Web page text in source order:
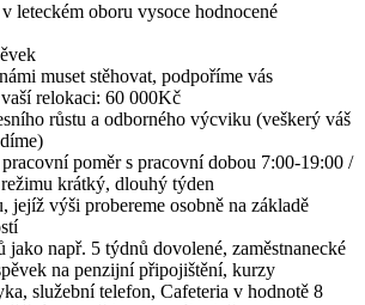
leteckém oboru vysoce hodnocené
muset stěhovat, podpoříme vás
relokaci: 60 000Kč
růstu a odborného výcviku (veškerý váš
poměr s pracovní dobou 7:00-19:00 /
krátký, dlouhý týden
jejíž výši probereme osobně na základě
jako např. 5 týdnů dovolené, zaměstnanecké
na penzijní připojištění, kurzy
služební telefon, Cafeteria v hodnotě 8